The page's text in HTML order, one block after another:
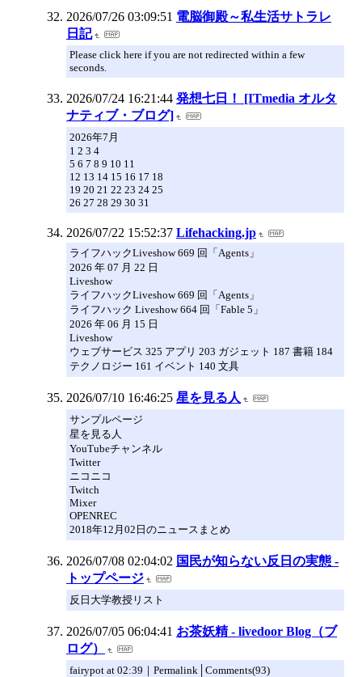
2026/07/26 03:09:51 電脳御殿～私生活サトラレ
日記
Please click here if you are not redirected within a few
seconds.
2026/07/24 16:21:44 発想七日！ [ITmedia オルタ
ナティブ・ブログ]
2026年7月
1 2 3 4
5 6 7 8 9 10 11
12 13 14 15 16 17 18
19 20 21 22 23 24 25
26 27 28 29 30 31
2026/07/22 15:52:37 Lifehacking.jp
ライフハックLiveshow 669 回「Agents」
2026 年 07 月 22 日
Liveshow
ライフハックLiveshow 669 回「Agents」
ライフハック Liveshow 664 回「Fable 5」
2026 年 06 月 15 日
Liveshow
ウェブサービス 325 アプリ 203 ガジェット 187 書籍 184
テクノロジー 161 イベント 140 文具
2026/07/10 16:46:25 星を見る人
サンプルページ
星を見る人
YouTubeチャンネル
Twitter
ニコニコ
Twitch
Mixer
OPENREC
2018年12月02日のニュースまとめ
2026/07/08 02:04:02 国民が知らない反日の実態 -
トップページ
反日大学教授リスト
2026/07/05 06:04:41 お茶妖精 - livedoor Blog（ブ
ログ）
fairypot at 02:39｜Permalink│Comments(93)